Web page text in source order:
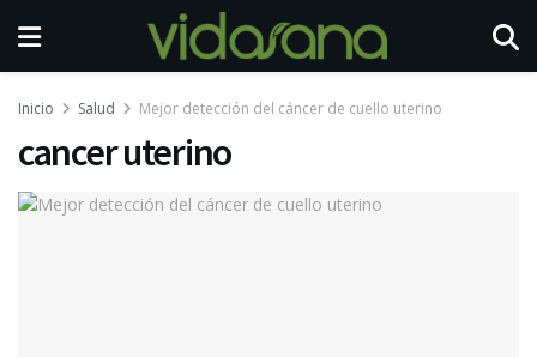
Inicio Salud Mejor detección del cáncer de cuello uterino
cancer uterino